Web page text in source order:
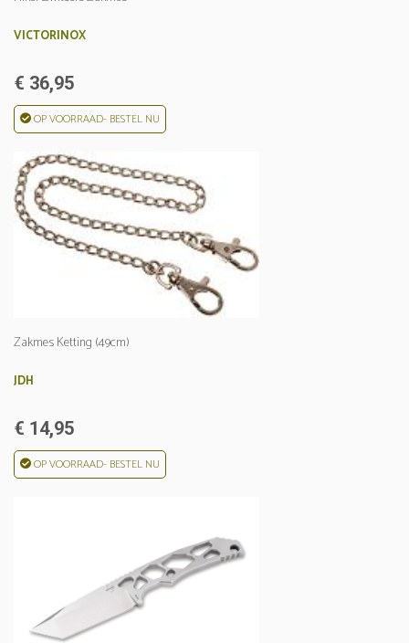
VICTORINOX
€ 36,95
OP VOORRAAD- BESTEL NU
Zakmes Ketting (49cm)
JDH
€ 14,95
OP VOORRAAD- BESTEL NU